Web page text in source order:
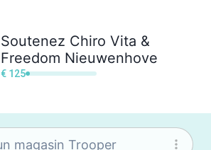
Soutenez Chiro Vita &
Freedom Nieuwenhove
€ 125